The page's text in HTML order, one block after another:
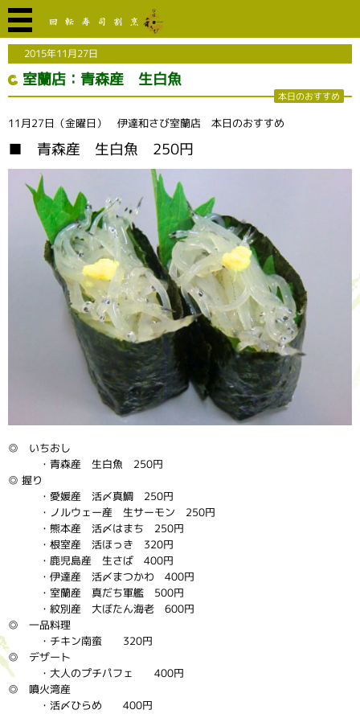
2015年11月27日
室蘭店：青森産 生白魚
本日のおすすめ
11月27日（金曜日） 伊達和さび室蘭店 本日のおすすめ
■ 青森産 生白魚 250円
◎ いちおし
・青森産 生白魚 250円
◎ 握り
・愛媛産 活〆真鯛 250円
・ノルウェー産 生サーモン 250円
・熊本産 活〆はまち 250円
・根室産 活ほっき 320円
・鹿児島産 生さば 400円
・伊達産 活〆まつかわ 400円
・室蘭産 真だち軍艦 500円
・紋別産 大ぼたん海老 600円
◎ 一品料理
・チキン南蛮 320円
◎ デザート
・大人のプチパフェ 400円
◎ 噴火湾産
・活〆ひらめ 400円